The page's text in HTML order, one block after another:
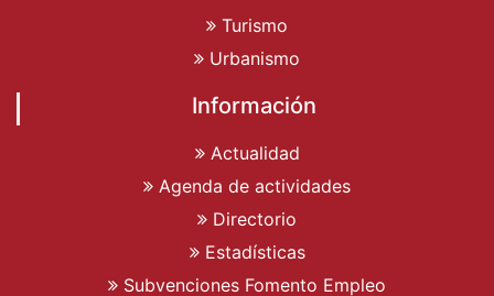
Turismo
Urbanismo
Información
Actualidad
Agenda de actividades
Directorio
Estadísticas
Subvenciones Fomento Empleo